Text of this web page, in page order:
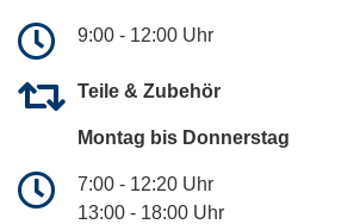
9:00 - 12:00 Uhr
Teile & Zubehör
Montag bis Donnerstag
7:00 - 12:20 Uhr
13:00 - 18:00 Uhr